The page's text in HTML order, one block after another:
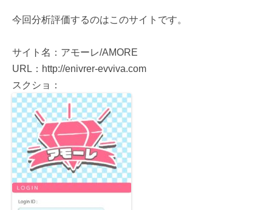
今回分析評価するのはこのサイトです。
サイト名：アモーレ/AMORE
URL：http://enivrer-evviva.com
スクショ：